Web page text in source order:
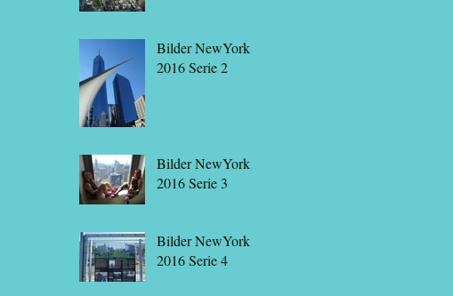
Bilder NewYork
2016 Serie 2
Bilder NewYork
2016 Serie 3
Bilder NewYork
2016 Serie 4